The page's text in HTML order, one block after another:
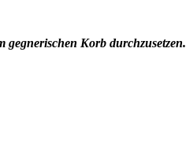
Korb durchzusetzen.